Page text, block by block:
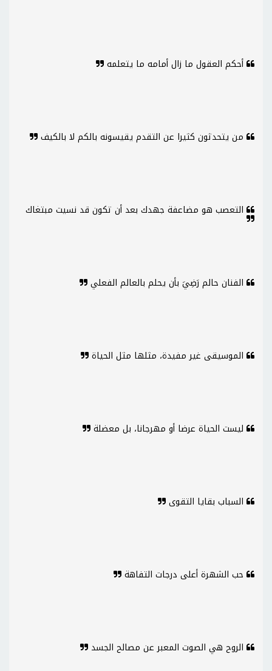
أحكم العقول ما زال أمامه ما يتعلمه
من يتحدثون كثيرا عن التقدم يقيسونه بالكم لا بالكيف
التعصب هو مضاعفة جهدك بعد أن تكون قد نسيت مبتغاك
الفنان حالم رَضِيَ بأن يحلم بالعالم الفعلي
الموسيقى غير مفيدة، مثلها مثل الحياة
ليست الحياة عرضا أو مهرجانا، بل معضلة
السباب بقايا التقوى
حب الشهرة أعلى درجات التفاهة
الروح هي الصوت المعبر عن مصالح الجسد